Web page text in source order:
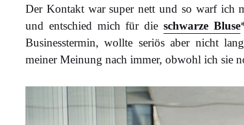
Der Kontakt war super nett und so warf
und entschied mich für die schwarze Bluse
Businesstermin, wollte seriös aber nicht
meiner Meinung nach immer, obwohl ich sie